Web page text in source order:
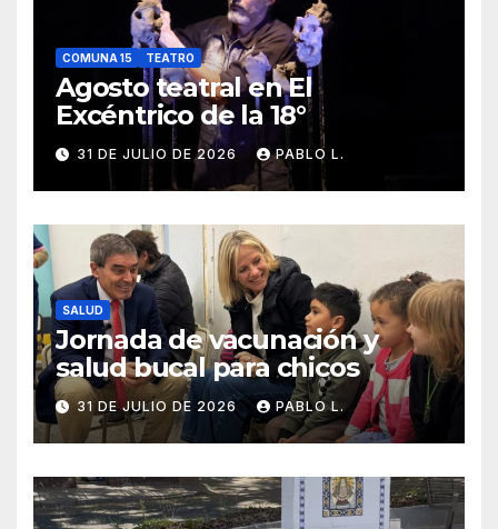
COMUNA 15 TEATRO
Agosto teatral en El
Excéntrico de la 18°
31 DE JULIO DE 2026 PABLO L.
SALUD
Jornada de vacunación y
salud bucal para chicos
31 DE JULIO DE 2026 PABLO L.